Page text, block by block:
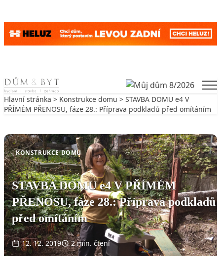
Skip to content
Hlavní stránka > Konstrukce domu > STAVBA DOMU e4 V
PŘÍMÉM PŘENOSU, fáze 28.: Příprava podkladů před omítáním
KONSTRUKCE DOMU
STAVBA DOMU e4 V PŘÍMÉM
PŘENOSU, fáze 28.: Příprava podkladů
před omítáním
12. 12. 2019 2 min. čtení